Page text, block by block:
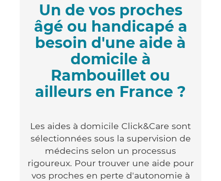
Un de vos proches
âgé ou handicapé a
besoin d'une aide à
domicile à
Rambouillet ou
ailleurs en France ?
Les aides à domicile Click&Care sont
sélectionnées sous la supervision de
médecins selon un processus
rigoureux. Pour trouver une aide pour
vos proches en perte d'autonomie à